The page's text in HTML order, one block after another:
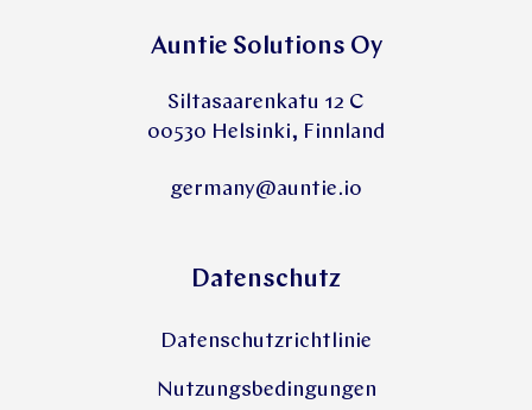
Auntie Solutions Oy
Siltasaarenkatu 12 C
00530 Helsinki, Finnland
germany@auntie.io
Datenschutz
Datenschutzrichtlinie
Nutzungsbedingungen